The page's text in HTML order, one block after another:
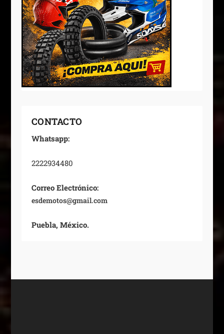
CONTACTO
Whatsapp:
2222934480
Correo Electrónico:
esdemotos@gmail.com
Puebla, México.